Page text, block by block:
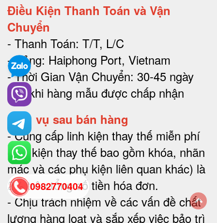
Điều Kiện Thanh Toán và Vận
Chuyển
- Thanh Toán: T/T, L/C
- Cảng: Haiphong Port, Vietnam
- Thời Gian Vận Chuyển: 30-45 ngày
sau khi hàng mẫu được chấp nhận
Dịch vụ sau bán hàng
-Cung cấp linh kiện thay thế miễn phí
(linh kiện thay thế bao gồm khóa, nhãn
mác và các phụ kiện liên quan khác) là
2% trên tổng số tiền hóa đơn.
- Chịu trách nhiệm về các vấn đề chất
lượng hàng loạt và sắp xếp việc bảo trì
0982770404
back